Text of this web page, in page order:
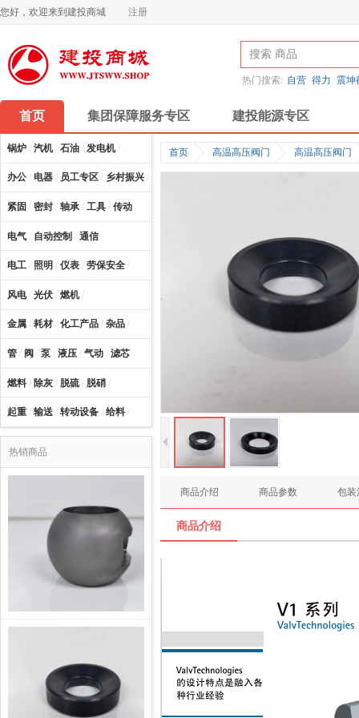
您好，欢迎来到建投商城 注册
热门搜索: 自营 得力 震坤
首页 集团保障服务专区 建投能源专区
锅炉 / 汽机/ 石油 / 发电机/
办公 / 电器 / 员工专区 / 乡村振兴 /
紧固 / 密封 / 轴承 / 工具 / 传动
电气 / 自动控制 / 通信
电工 / 照明 / 仪表 / 劳保安全 /
风电/ 光伏 / 燃机/
金属 / 耗材 / 化工产品 / 杂品 /
管 / 阀 / 泵 / 液压 / 气动 / 滤芯
燃料 / 除灰 / 脱硫/ 脱硝 /
起重 / 输送 / 转动设备 / 给料 /
热销商品
首页 高温高压阀门 高温高压阀门
商品介绍 商品参数 包装
商品介绍